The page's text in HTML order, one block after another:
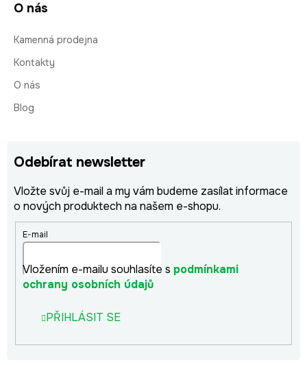
O nás
Kamenná prodejna
Kontakty
O nás
Blog
Odebírat newsletter
Vložte svůj e-mail a my vám budeme zasílat informace
o nových produktech na našem e-shopu.
E-mail
Vložením e-mailu souhlasíte s podmínkami
ochrany osobních údajů
PŘIHLÁSIT SE